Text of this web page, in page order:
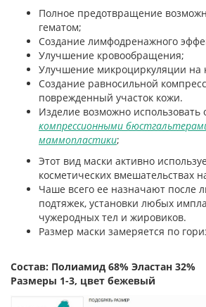
Полное предотвращение
гематом;
Создание лимфодренажного
Улучшение кровообращения;
Улучшение микроциркуляции на
Создание равносильной
поврежденный участок кожи.
Изделие возможно использовать
компрессионными
маммопластики;
Этот вид маски активно
косметических вмешательствах
Чаше всего ее назначают после
подтяжек, установки любых
чужеродных тел и жировиков.
Размер маски замеряется по
Состав: Полиамид 68% Эластан 32%
Размеры 1-3, цвет бежевый